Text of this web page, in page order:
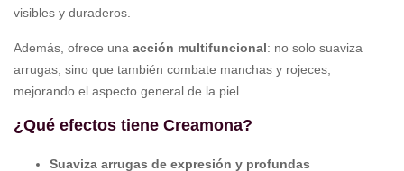
visibles y duraderos.
Además, ofrece una acción multifuncional: no solo suaviza
arrugas, sino que también combate manchas y rojeces,
mejorando el aspecto general de la piel.
¿Qué efectos tiene Creamona?
Suaviza arrugas de expresión y profundas